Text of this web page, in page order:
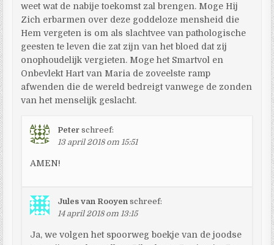
weet wat de nabije toekomst zal brengen. Moge Hij
Zich erbarmen over deze goddeloze mensheid die
Hem vergeten is om als slachtvee van pathologische
geesten te leven die zat zijn van het bloed dat zij
onophoudelijk vergieten. Moge het Smartvol en
Onbevlekt Hart van Maria de zoveelste ramp
afwenden die de wereld bedreigt vanwege de zonden
van het menselijk geslacht.
Peter schreef:
13 april 2018 om 15:51
AMEN!
Jules van Rooyen schreef:
14 april 2018 om 13:15
Ja, we volgen het spoorweg boekje van de joodse